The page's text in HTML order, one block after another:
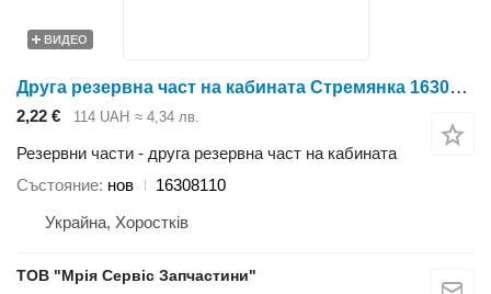
ВИДЕО
Друга резервна част на кабината Стремянка 16308110 за култиватор Case IH
2,22 € 114 UAH ≈ 4,34 лв.
Резервни части - друга резервна част на кабината
Състояние нов
16308110
Украйна, Хоростків
ТОВ "Мрія Сервіс Запчастини"